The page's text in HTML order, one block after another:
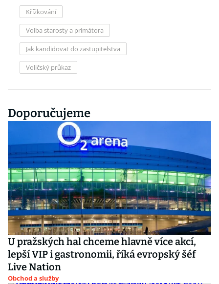
Křížkování
Volba starosty a primátora
Jak kandidovat do zastupitelstva
Voličský průkaz
Doporučujeme
U pražských hal chceme hlavně více akcí,
lepší VIP i gastronomii, říká evropský šéf
Live Nation
Obchod a služby